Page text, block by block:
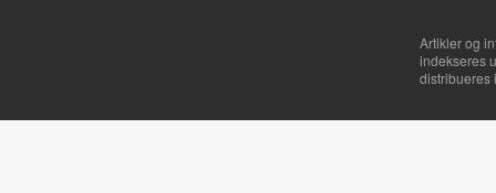
Artikler og
indekseres
distribueres